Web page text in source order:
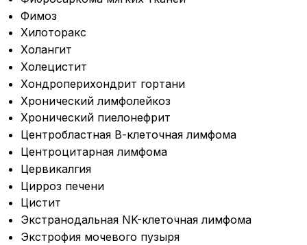
Фимоз
Хилоторакс
Холангит
Холецистит
Хондроперихондрит гортани
Хронический лимфолейкоз
Хронический пиелонефрит
Центробластная В-клеточная лимфома
Центроцитарная лимфома
Цервикалгия
Цирроз печени
Цистит
Экстранодальная NK-клеточная лимфома
Экстрофия мочевого пузыря